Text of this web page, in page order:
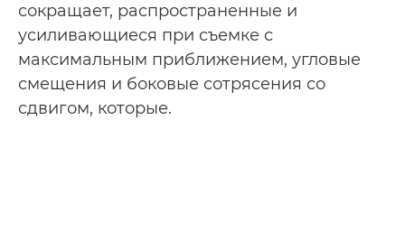
сокращает, распространенные и
усиливающиеся при съемке с
максимальным приближением, угловые
смещения и боковые сотрясения со
сдвигом, которые.